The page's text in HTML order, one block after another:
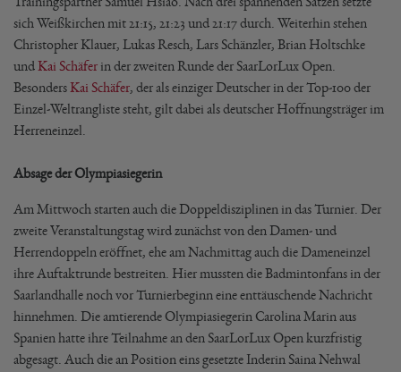
sich Weißkirchen mit 21:15, 21:23 und 21:17 durch. Weiterhin stehen
Christopher Klauer, Lukas Resch, Lars Schänzler, Brian Holtschke
undKai Schäfer in der zweiten Runde der SaarLorLux Open.
BesondersKai Schäfer, der als einziger Deutscher in der Top-100 der
Einzel-Weltrangliste steht, gilt dabei als deutscher Hoffnungsträger im
Herreneinzel.
Absage der Olympiasiegerin
Am Mittwoch starten auch die Doppeldisziplinen in das Turnier. Der
zweite Veranstaltungstag wird zunächst von den Damen- und
Herrendoppeln eröffnet, ehe am Nachmittag auch die Dameneinzel
ihre Auftaktrunde bestreiten. Hier mussten die Badmintonfans in der
Saarlandhalle noch vor Turnierbeginn eine enttäuschende Nachricht
hinnehmen. Die amtierende Olympiasiegerin Carolina Marin aus
Spanien hatte ihre Teilnahme an den SaarLorLux Open kurzfristig
abgesagt. Auch die an Position eins gesetzte Inderin Saina Nehwal